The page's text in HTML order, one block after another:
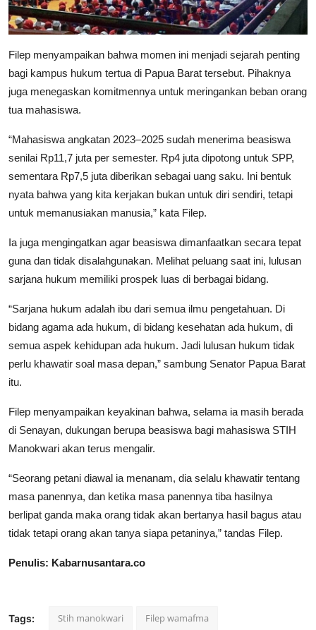
Filep menyampaikan bahwa momen ini menjadi sejarah penting
bagi kampus hukum tertua di Papua Barat tersebut. Pihaknya
juga menegaskan komitmennya untuk meringankan beban orang
tua mahasiswa.
“Mahasiswa angkatan 2023–2025 sudah menerima beasiswa
senilai Rp11,7 juta per semester. Rp4 juta dipotong untuk SPP,
sementara Rp7,5 juta diberikan sebagai uang saku. Ini bentuk
nyata bahwa yang kita kerjakan bukan untuk diri sendiri, tetapi
untuk memanusiakan manusia,” kata Filep.
Ia juga mengingatkan agar beasiswa dimanfaatkan secara tepat
guna dan tidak disalahgunakan. Melihat peluang saat ini, lulusan
sarjana hukum memiliki prospek luas di berbagai bidang.
“Sarjana hukum adalah ibu dari semua ilmu pengetahuan. Di
bidang agama ada hukum, di bidang kesehatan ada hukum, di
semua aspek kehidupan ada hukum. Jadi lulusan hukum tidak
perlu khawatir soal masa depan,” sambung Senator Papua Barat
itu.
Filep menyampaikan keyakinan bahwa, selama ia masih berada
di Senayan, dukungan berupa beasiswa bagi mahasiswa STIH
Manokwari akan terus mengalir.
“Seorang petani diawal ia menanam, dia selalu khawatir tentang
masa panennya, dan ketika masa panennya tiba hasilnya
berlipat ganda maka orang tidak akan bertanya hasil bagus atau
tidak tetapi orang akan tanya siapa petaninya,” tandas Filep.
Penulis: Kabarnusantara.co
Tags: Stih manokwari Filep wamafma